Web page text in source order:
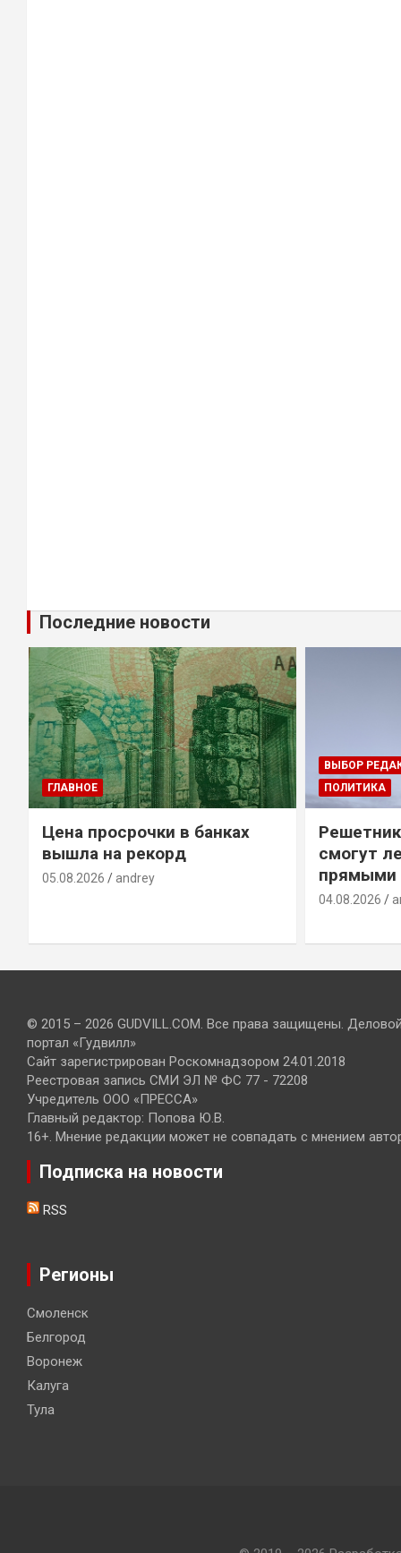
Последние новости
ГЛАВНОЕ
Цена просрочки в банках
вышла на рекорд
05.08.2026 andrey
ВЫБОР
ПОЛИТИКА
смогут
прямыми
04.08.2026
© 2015 – 2026 GUDVILL.COM. Все права защищены.
портал «Гудвилл»
Сайт зарегистрирован Роскомнадзором 24.01.2018
Реестровая запись СМИ ЭЛ № ФС 77 - 72208
Учредитель ООО «ПРЕССА»
Главный редактор: Попова Ю.В.
16+. Мнение редакции может не совпадать с мнением
Подписка на новости
RSS
Регионы
Смоленск
Белгород
Воронеж
Калуга
Тула